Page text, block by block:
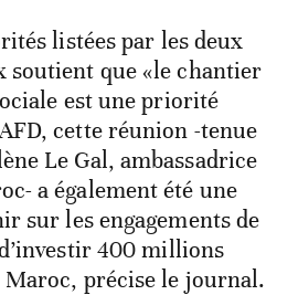
listées par les deux
soutient que «le chantier
est une priorité
cette réunion -tenue
Le Gal, ambassadrice
a également été une
sur les engagements de
400 millions
Maroc, précise le journal.